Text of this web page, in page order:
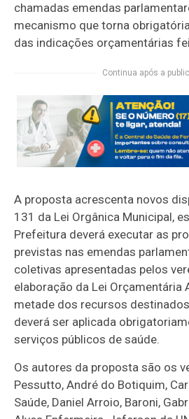
chamadas emendas
mecanismo que torna
das indicações orçamentárias
Continua após a
A proposta acrescenta novos
131 da Lei Orgânica Municipal,
Prefeitura deverá executar as
previstas nas emendas
coletivas apresentadas pelos
elaboração da Lei Orçamentária
metade dos recursos
deverá ser aplicada
serviços públicos de saúde.
Os autores da proposta são os
Pessutto, André do Botiquim,
Saúde, Daniel Arroio, Baroni,